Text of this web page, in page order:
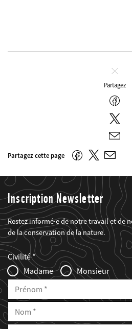
Partagez
E-
mail
Partagez cette page FacebookTwitter
E-
Inscription Newsletter
Restez informé·e de notre travail et de
de la conservation de la nature.
Web2Case
Infofelder
Fieldset
anrede_name
Civilité
Madame
Monsieur
Prénom
Nom
E-